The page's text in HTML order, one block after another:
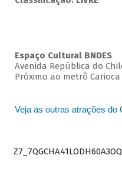
Espaço Cultural BNDES
Avenida República do
Próximo ao metrô Carioca
Veja as outras atrações do